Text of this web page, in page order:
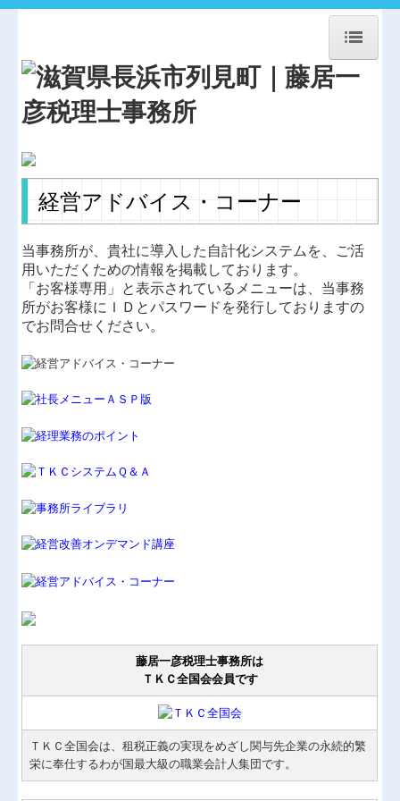
HOME
事務所紹介
経営理念
業務案内
セミナー案内
リンク集
お問合せ
FX4クラウド
補助金・助成金・融資情報
関与先向け融資商品ご紹介
経営者お役立ち情報
社長メニューASP版
TKCシステムQ&A
経営革新等支援機関とは
経営改善オンデマンド講座
個人情報保護方針
経営アドバイス・コーナー
当事務所が、貴社に導入した自計化システムを、ご活
用いただくための情報を掲載しております。
「お客様専用」と表示されているメニューは、当事務
所がお客様にＩＤとパスワードを発行しておりますの
でお問合せください。
藤居一彦税理士事務所は
ＴＫＣ全国会会員です
ＴＫＣ全国会は、租税正義の実現をめざし関与先企業の永続的繁
栄に奉仕するわが国最大級の職業会計人集団です。